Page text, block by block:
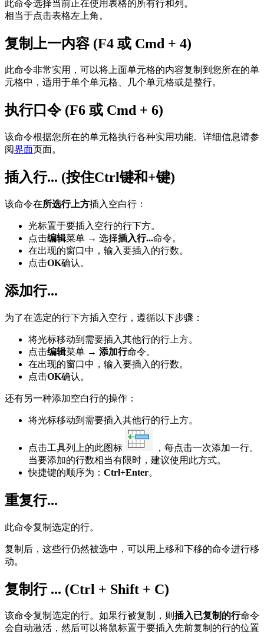
此命令选择当前正在使用表格的所有行和列。
相当于点击表格左上角。
复制上一内容 (F4 或 Cmd + 4)
此命令非常实用，可以将上面单元格的内容复制到您所在的单
元格中，适用于单个单元格、几个单元格或是整行。
执行口令 (F6 或 Cmd + 6)
该命令根据您所在的单元格执行各种实用功能。详细信息请参
阅界面页面。
插入行... (按住Ctrl键和+键)
该命令在所选行上方插入空白行：
光标置于要插入空行的行下方。
点击编辑菜单 → 选择插入行...命令。
在出现的窗口中，输入要插入的行数。
点击OK确认。
添加行...
为了在选定的行下方插入空行，遵循以下步骤：
将光标移动到需要插入其他行的行上方。
点击编辑菜单 → 添加行命令。
在出现的窗口中，输入要插入的行数。
点击OK确认。
还有另一种添加空白行的操作：
将光标移动到需要插入其他行的行上方。
点击工具列上的此图标
，每点击一次添加一行。
当要添加的行数相当有限时，建议使用此方式。
快捷键的顺序为： Ctrl+Enter。
重复行...
此命令复制选定的行。
复制后，这些行仍然被选中，可以用上移和下移的命令进行移
动。
复制行 ... (Ctrl + Shift + C)
该命令复制选定的行。如果行被复制，则 插入已复制的行命令
会自动激活，然后可以将鼠标置于要插入先前复制的行的位置